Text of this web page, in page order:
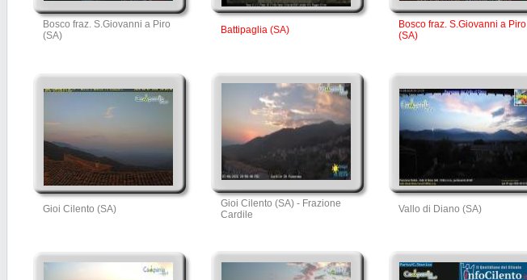
Bosco fraz. S.Giovanni a Piro
(SA)
Battipaglia (SA)
Bosco fraz. S.Giovanni a Piro
(SA)
Gioi Cilento (SA)
Gioi Cilento (SA) - Frazione
Cardile
Vallo di Diano (SA)